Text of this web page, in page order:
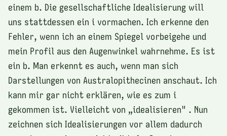
einem b. Die gesellschaftliche Idealisierung will
uns stattdessen ein i vormachen. Ich erkenne den
Fehler, wenn ich an einem Spiegel vorbeigehe und
mein Profil aus den Augenwinkel wahrnehme. Es ist
ein b. Man erkennt es auch, wenn man sich
Darstellungen von Australopithecinen anschaut. Ich
kann mir gar nicht erklären, wie es zum i
gekommen ist. Vielleicht von „idealisieren" . Nun
zeichnen sich Idealisierungen vor allem dadurch